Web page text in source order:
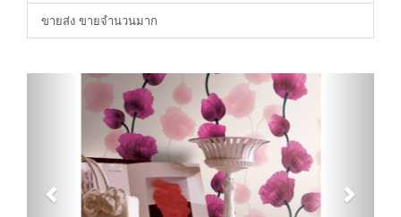
ขายส่ง ขายจำนวนมาก